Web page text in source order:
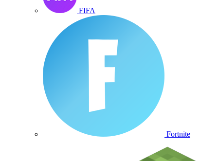
FIFA
Fortnite